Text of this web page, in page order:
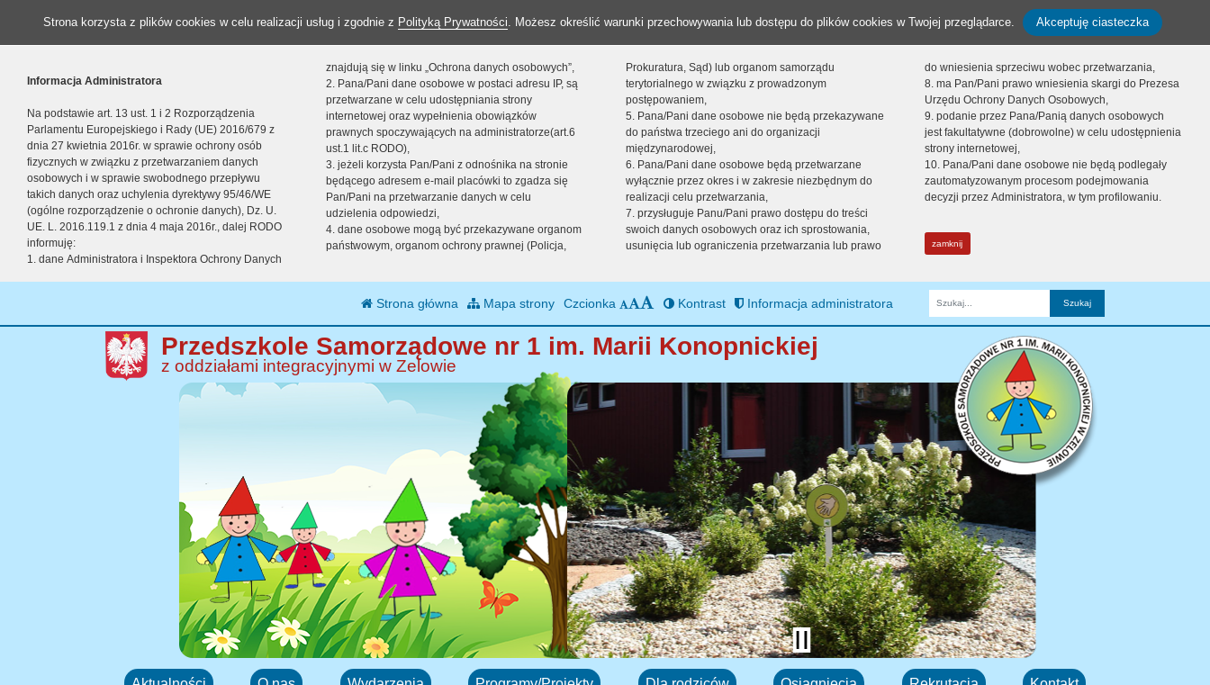
Strona korzysta z plików cookies w celu realizacji usług i zgodnie z Polityką Prywatności. Możesz określić warunki przechowywania lub dostępu do plików cookies w Twojej przeglądarce. Akceptuję ciasteczka
Informacja Administratora
Na podstawie art. 13 ust. 1 i 2 Rozporządzenia
Parlamentu Europejskiego i Rady (UE) 2016/679 z
dnia 27 kwietnia 2016r. w sprawie ochrony osób
fizycznych w związku z przetwarzaniem danych
osobowych i w sprawie swobodnego przepływu
takich danych oraz uchylenia dyrektywy 95/46/WE
(ogólne rozporządzenie o ochronie danych), Dz. U.
UE. L. 2016.119.1 z dnia 4 maja 2016r., dalej RODO
informuję:
1. dane Administratora i Inspektora Ochrony Danych
znajdują się w linku „Ochrona danych osobowych”,
2. Pana/Pani dane osobowe w postaci adresu IP, są
przetwarzane w celu udostępniania strony
internetowej oraz wypełnienia obowiązków
prawnych spoczywających na administratorze(art.6
ust.1 lit.c RODO),
3. jeżeli korzysta Pan/Pani z odnośnika na stronie
będącego adresem e-mail placówki to zgadza się
Pan/Pani na przetwarzanie danych w celu
udzielenia odpowiedzi,
4. dane osobowe mogą być przekazywane organom
państwowym, organom ochrony prawnej (Policja,
Prokuratura, Sąd) lub organom samorządu
terytorialnego w związku z prowadzonym
postępowaniem,
5. Pana/Pani dane osobowe nie będą przekazywane
do państwa trzeciego ani do organizacji
międzynarodowej,
6. Pana/Pani dane osobowe będą przetwarzane
wyłącznie przez okres i w zakresie niezbędnym do
realizacji celu przetwarzania,
7. przysługuje Panu/Pani prawo dostępu do treści
swoich danych osobowych oraz ich sprostowania,
usunięcia lub ograniczenia przetwarzania lub prawo
do wniesienia sprzeciwu wobec przetwarzania,
8. ma Pan/Pani prawo wniesienia skargi do Prezesa
Urzędu Ochrony Danych Osobowych,
9. podanie przez Pana/Panią danych osobowych
jest fakultatywne (dobrowolne) w celu udostępnienia
strony internetowej,
10. Pana/Pani dane osobowe nie będą podlegały
zautomatyzowanym procesom podejmowania
decyzji przez Administratora, w tym profilowaniu.
zamknij
Strona główna Mapa strony Czcionka Kontrast Informacja administratora
Fraza
Przedszkole Samorządowe nr 1 im. Marii Konopnickiej
z oddziałami integracyjnymi w Zelowie